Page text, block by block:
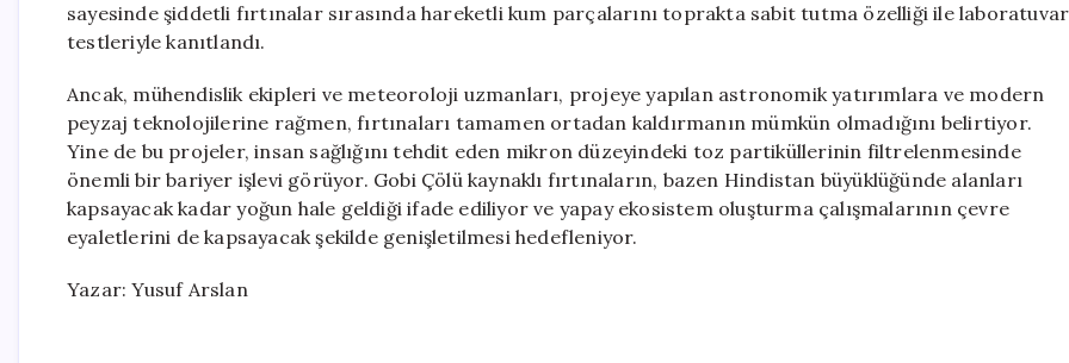
sayesinde şiddetli fırtınalar sırasında hareketli kum parçalarını toprakta sabit tutma özelliği ile laboratuvar
testleriyle kanıtlandı.
Ancak, mühendislik ekipleri ve meteoroloji uzmanları, projeye yapılan astronomik yatırımlara ve modern
peyzaj teknolojilerine rağmen, fırtınaları tamamen ortadan kaldırmanın mümkün olmadığını belirtiyor.
Yine de bu projeler, insan sağlığını tehdit eden mikron düzeyindeki toz partiküllerinin filtrelenmesinde
önemli bir bariyer işlevi görüyor. Gobi Çölü kaynaklı fırtınaların, bazen Hindistan büyüklüğünde alanları
kapsayacak kadar yoğun hale geldiği ifade ediliyor ve yapay ekosistem oluşturma çalışmalarının çevre
eyaletlerini de kapsayacak şekilde genişletilmesi hedefleniyor.
Yazar: Yusuf Arslan